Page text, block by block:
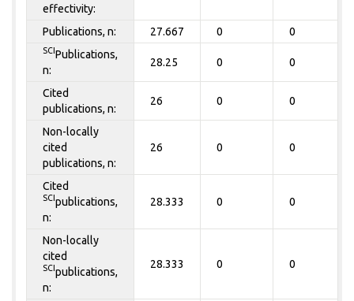
effectivity:
Publications, n: 27.667 0 0
SCI Publications,
n:
28.25 0 0
Cited
publications, n:
26 0 0
Non-locally
cited
publications, n:
26 0 0
Cited
SCI publications,
n:
28.333 0 0
Non-locally
cited
SCI publications,
n:
28.333 0 0